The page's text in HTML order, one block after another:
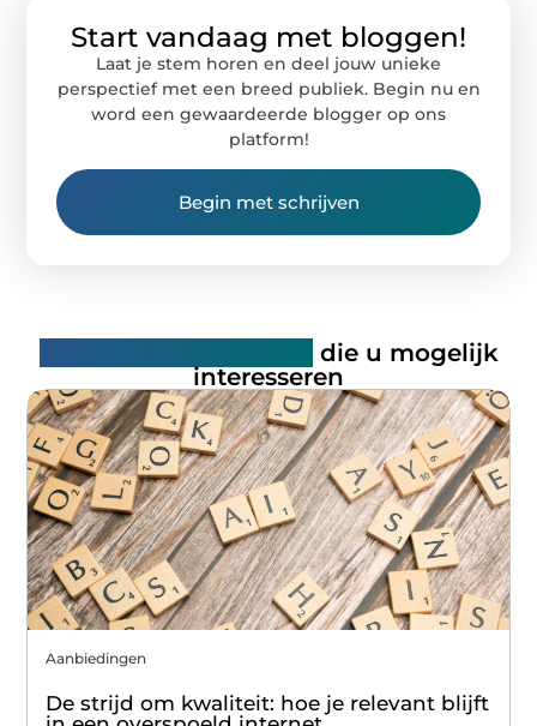
Start vandaag met bloggen!
Laat je stem horen en deel jouw unieke
perspectief met een breed publiek. Begin nu en
word een gewaardeerde blogger op ons
platform!
Begin met schrijven
die u mogelijk
interesseren
Aanbiedingen
De strijd om kwaliteit: hoe je relevant blijft